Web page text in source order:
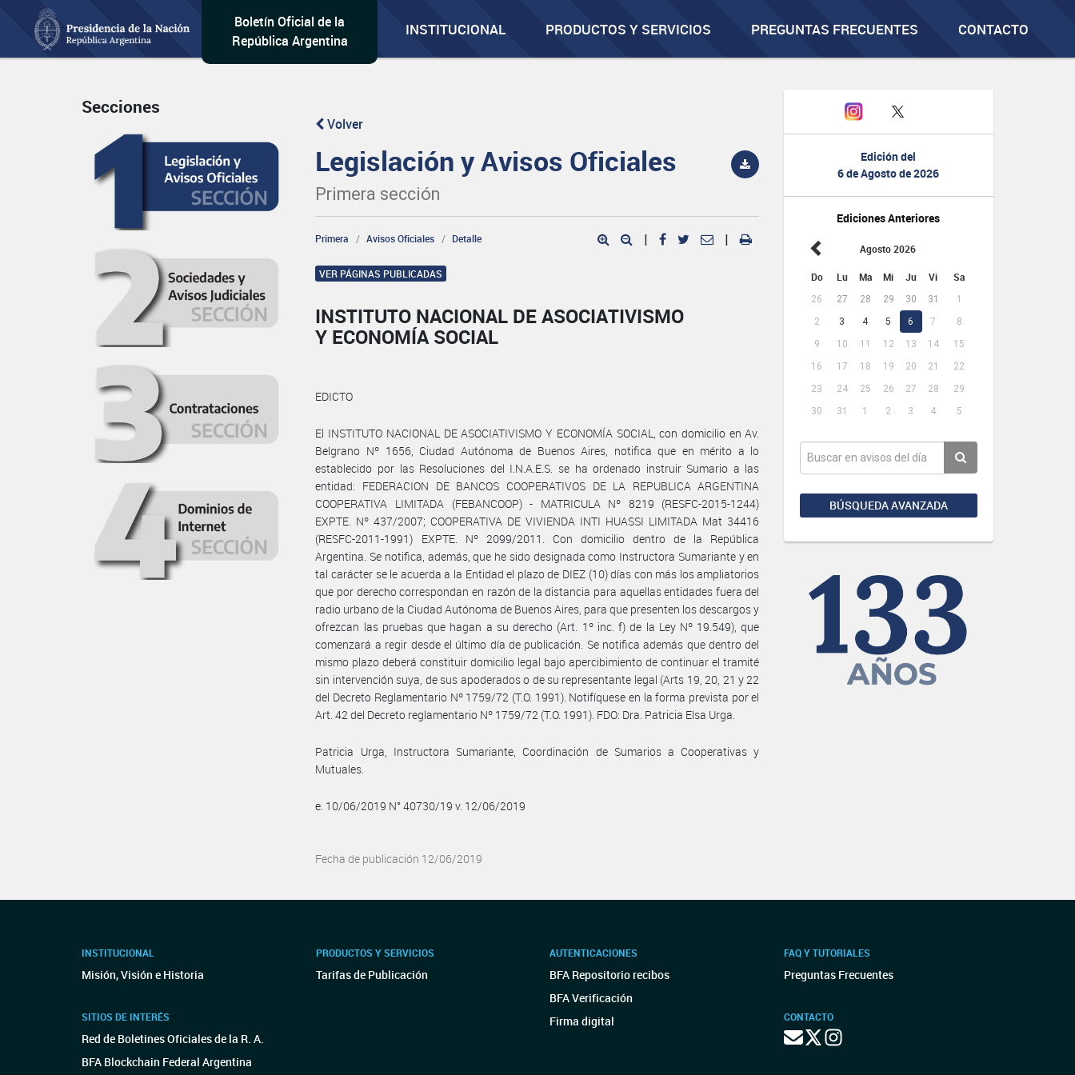
Boletín Oficial de la
República Argentina
INSTITUCIONAL PRODUCTOS Y SERVICIOS PREGUNTAS FRECUENTES CONTACTO
Edición del
6 de Agosto de 2026
Ediciones Anteriores
Agosto 2026
Do Lu Ma Mi Ju Vi Sa
26 27 28 29 30 31
1
2
3 4 5 6 7
8
9
10 11 12 13 14
15
16
17 18 19 20 21
22
23
24 25 26 27 28
29
30
31 1 2 3 4 5
BÚSQUEDA AVANZADA
Secciones
Volver
Legislación y Avisos Oficiales
Primera sección
Primera Avisos Oficiales Detalle | |
VER PÁGINAS PUBLICADAS
INSTITUTO NACIONAL DE ASOCIATIVISMO
Y ECONOMÍA SOCIAL
EDICTO
El INSTITUTO NACIONAL DE ASOCIATIVISMO Y ECONOMÍA SOCIAL, con domicilio en Av.
Belgrano Nº 1656, Ciudad Autónoma de Buenos Aires, notifica que en mérito a lo
establecido por las Resoluciones del I.N.A.E.S. se ha ordenado instruir Sumario a las
entidad: FEDERACION DE BANCOS COOPERATIVOS DE LA REPUBLICA ARGENTINA
COOPERATIVA LIMITADA (FEBANCOOP) - MATRICULA Nº 8219 (RESFC-2015-1244)
EXPTE. Nº 437/2007; COOPERATIVA DE VIVIENDA INTI HUASSI LIMITADA Mat 34416
(RESFC-2011-1991) EXPTE. Nº 2099/2011. Con domicilio dentro de la República
Argentina. Se notifica, además, que he sido designada como Instructora Sumariante y en
tal carácter se le acuerda a la Entidad el plazo de DIEZ (10) días con más los ampliatorios
que por derecho correspondan en razón de la distancia para aquellas entidades fuera del
radio urbano de la Ciudad Autónoma de Buenos Aires, para que presenten los descargos y
ofrezcan las pruebas que hagan a su derecho (Art. 1º inc. f) de la Ley Nº 19.549), que
comenzará a regir desde el último día de publicación. Se notifica además que dentro del
mismo plazo deberá constituir domicilio legal bajo apercibimiento de continuar el tramité
sin intervención suya, de sus apoderados o de su representante legal (Arts 19, 20, 21 y 22
del Decreto Reglamentario Nº 1759/72 (T.O. 1991). Notifíquese en la forma prevista por el
Art. 42 del Decreto reglamentario Nº 1759/72 (T.O. 1991). FDO: Dra. Patricia Elsa Urga.
Patricia Urga, Instructora Sumariante, Coordinación de Sumarios a Cooperativas y
Mutuales.
e. 10/06/2019 N° 40730/19 v. 12/06/2019
Fecha de publicación 12/06/2019
INSTITUCIONAL
Misión, Visión e Historia
SITIOS DE INTERÉS
Red de Boletines Oficiales de la R. A.
BFA Blockchain Federal Argentina
PRODUCTOS Y SERVICIOS
Tarifas de Publicación
AUTENTICACIONES
BFA Repositorio recibos
BFA Verificación
Firma digital
FAQ Y TUTORIALES
Preguntas Frecuentes
CONTACTO